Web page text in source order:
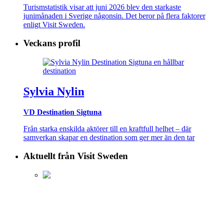
Turismstatistik visar att juni 2026 blev den starkaste
junimånaden i Sverige någonsin. Det beror på flera faktorer
enligt Visit Sweden.
Veckans profil
Sylvia Nylin
VD Destination Sigtuna
Från starka enskilda aktörer till en kraftfull helhet – där
samverkan skapar en destination som ger mer än den tar
Aktuellt från Visit Sweden